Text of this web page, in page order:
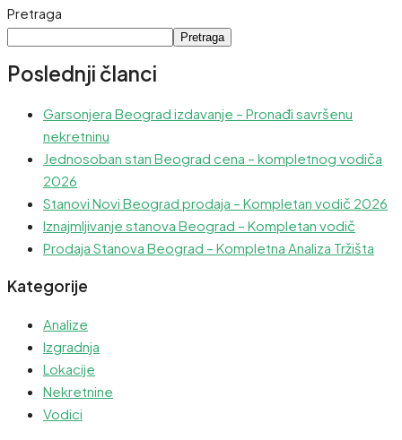
Pretraga
Pretraga
Poslednji članci
Garsonjera Beograd izdavanje – Pronađi savršenu
nekretninu
Jednosoban stan Beograd cena – kompletnog vodiča
2026
Stanovi Novi Beograd prodaja – Kompletan vodič 2026
Iznajmljivanje stanova Beograd – Kompletan vodič
Prodaja Stanova Beograd – Kompletna Analiza Tržišta
Kategorije
Analize
Izgradnja
Lokacije
Nekretnine
Vodici